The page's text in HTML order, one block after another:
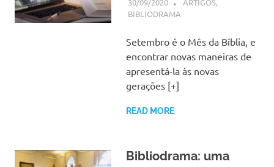
30/09/2020 SSPS BRASIL
ARTIGOS,
BIBLIODRAMA
Setembro é o Mês da Bíblia, e
encontrar novas maneiras de
apresentá-la às novas
gerações [+]
READ MORE
Bibliodrama: uma